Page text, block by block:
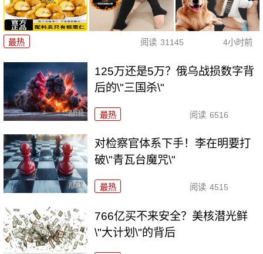
最热 阅读 31145 4小时前
125万还是5万？俄乌战损数字背
后的\"三国杀\"
最热 阅读 6516
对检察官体系下手！李在明要打
破\"青瓦台魔咒\"
最热 阅读 4515
766亿买不来安全？美核潜光鲜
\"大计划\"的背后